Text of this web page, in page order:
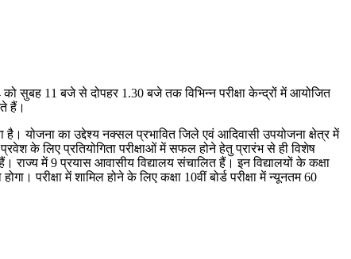
को सुबह 11 बजे से दोपहर 1.30 बजे तक विभिन्न परीक्षा केन्द्रों में आयोजित
हैं।
योजना का उद्देश्य नक्सल प्रभावित जिले एवं आदिवासी उपयोजना क्षेत्र में
के लिए प्रतियोगिता परीक्षाओं में सफल होने हेतु प्रारंभ से ही विशेष
राज्य में 9 प्रयास आवासीय विद्यालय संचालित हैं। इन विद्यालयों के कक्षा
परीक्षा में शामिल होने के लिए कक्षा 10वीं बोर्ड परीक्षा में न्यूनतम 60